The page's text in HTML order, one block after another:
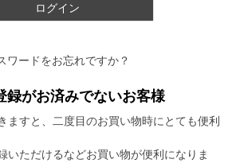
ログイン
ワードをお忘れですか？
録がお済みでないお客様
ますと、二度目のお買い物時にとても便利
いただけるなどお買い物が便利になりま